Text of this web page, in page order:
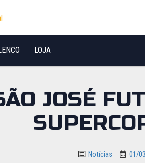
LOJA
JOSÉ
Notícias 01/